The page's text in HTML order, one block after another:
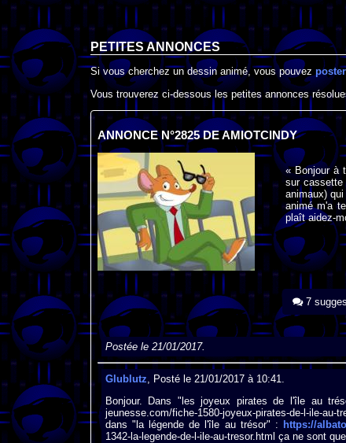
PETITES ANNONCES
Si vous cherchez un dessin animé, vous pouvez
Vous trouverez ci-dessous les petites annonces
ANNONCE N°2825 DE AMIOTCINDY
« Bonjour à
sur cassette
animaux)
animé m'a
plaît aidez-
7
Postée le 21/01/2017.
Glublutz , Posté le 21/01/2017 à 10:41.
Bonjour. Dans "les joyeux pirates de l'île au
jeunesse.com/fiche-1580-joyeux-pirates-de-l-ile-
dans "la légende de l'île au trésor" : https://
1342-la-legende-de-l-ile-au-tresor.html ça ne sont